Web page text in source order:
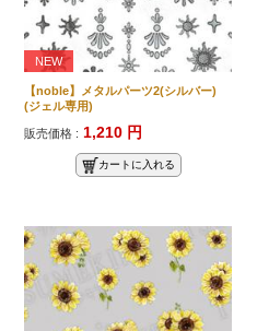
NEW
【noble】メタルパーツ2(シルバー)
(ジェル専用)
販売価格 : 1,210 円
カートに入れる